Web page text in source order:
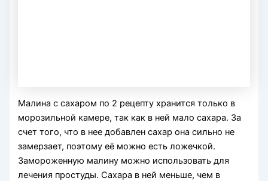
Малина с сахаром по 2 рецепту хранится только в
морозильной камере, так как в ней мало сахара. За
счет того, что в нее добавлен сахар она сильно не
замерзает, поэтому её можно есть ложечкой.
Замороженную малину можно использовать для
лечения простуды. Сахара в ней меньше, чем в